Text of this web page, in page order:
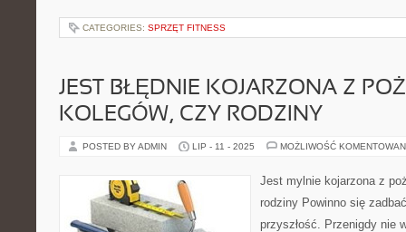
CATEGORIES: SPRZĘT FITNESS
JEST BŁĘDNIE KOJARZONA Z
KOLEGÓW, CZY RODZINY
POSTED BY ADMIN LIP - 11 - 2025 MOŻLIWOŚĆ
Jest mylnie kojarzona z
rodziny Powinno się
przyszłość. Przenigdy nie